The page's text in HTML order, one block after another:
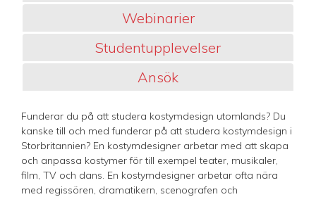
Webinarier
Studentupplevelser
Ansök
Funderar du på att studera kostymdesign utomlands? Du
kanske till och med funderar på att studera kostymdesign i
Storbritannien? En kostymdesigner arbetar med att skapa
och anpassa kostymer för till exempel teater, musikaler,
film, TV och dans. En kostymdesigner arbetar ofta nära
med regissören, dramatikern, scenografen och